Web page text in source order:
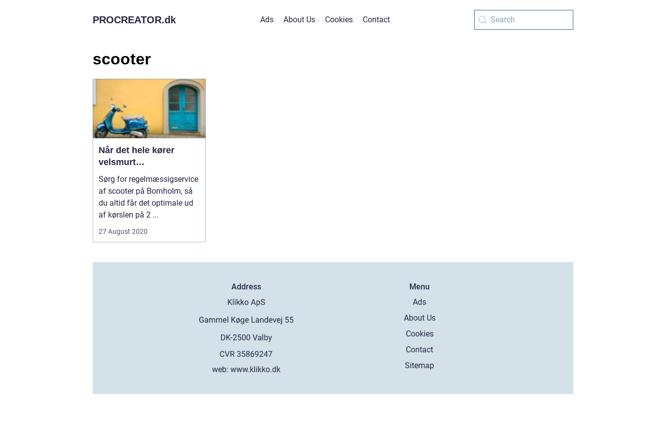
PROCREATOR.dk Ads About Us Cookies Contact
scooter
Når det hele kører
velsmurt…
Sørg for regelmæssigservice
af scooter på Bornholm, så
du altid får det optimale ud
af kørslen på 2 ...
27 August 2020
Address
web:www.klikko.dk
Menu
Ads
About Us
Cookies
Contact
Sitemap